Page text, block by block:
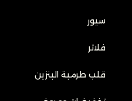
سيور
فلاتر
قلب طرمبة البنزين